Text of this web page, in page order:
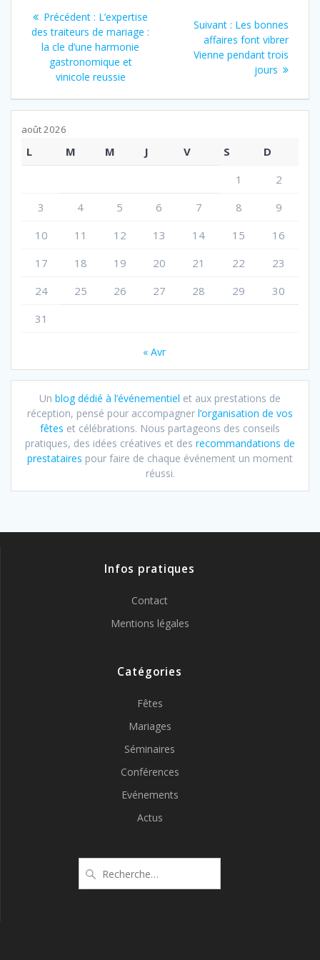
secrètes pour
des fêtes
exceptionnelles
Navigation
de
l’article
Précédent : Article
précédent
:
L’expertise
des traiteurs de mariage :
la cle d’une harmonie
gastronomique et
vinicole reussie
Suivant : Article
suivant
:
Les bonnes
affaires font vibrer
Vienne pendant trois
jours
août 2026
L M M J V S
D
1
2
3
4 5 6 7 8
9
10
11 12 13 14 15
16
17
18 19 20 21 22
23
24
25 26 27 28 29
30
31
« Avr
Un blog dédié à l’événementiel et aux prestations de
réception, pensé pour accompagner l’organisation de vos
fêtes et célébrations. Nous partageons des conseils
pratiques, des idées créatives et des recommandations de
prestataires pour faire de chaque événement un moment
réussi.
Infos pratiques
Contact
Mentions légales
Catégories
Fêtes
Mariages
Séminaires
Conférences
Evénements
Actus
pour